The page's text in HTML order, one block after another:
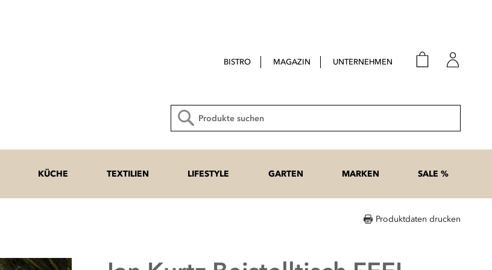
BISTRO MAGAZIN UNTERNEHMEN
Suche
KÜCHE TEXTILIEN LIFESTYLE GARTEN MARKEN SALE %
Produktdaten drucken